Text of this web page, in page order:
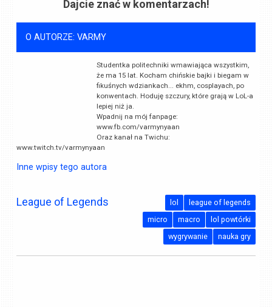
Dajcie znać w komentarzach!
O AUTORZE: VARMY
Studentka politechniki wmawiająca wszystkim,
że ma 15 lat. Kocham chińskie bajki i biegam w
fikuśnych wdziankach... ekhm, cosplayach, po
konwentach. Hoduję szczury, które grają w LoL-a
lepiej niż ja.
Wpadnij na mój fanpage:
www.fb.com/varmynyaan
Oraz kanał na Twichu:
www.twitch.tv/varmynyaan
Inne wpisy tego autora
League of Legends league of legends
lol
lol powtórki
macro
micro
nauka gry
wygrywanie